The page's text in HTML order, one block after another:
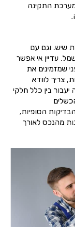
מערכת התקינה
שיש. וגם עם
עדיין אי אפשר
שמזמינים את
צריך לוודא
בין כלל חלקי
הסופיות,
מהנכס לאורך